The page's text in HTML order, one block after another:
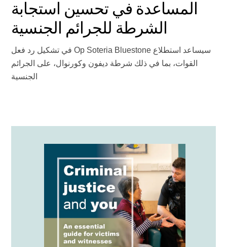
المساعدة في تحسين استجابة
الشرطة للجرائم الجنسية
سيساعد استطلاع Op Soteria Bluestone في تشكيل رد فعل
القوات، بما في ذلك شرطة ديفون وكورنوال، على الجرائم
الجنسية